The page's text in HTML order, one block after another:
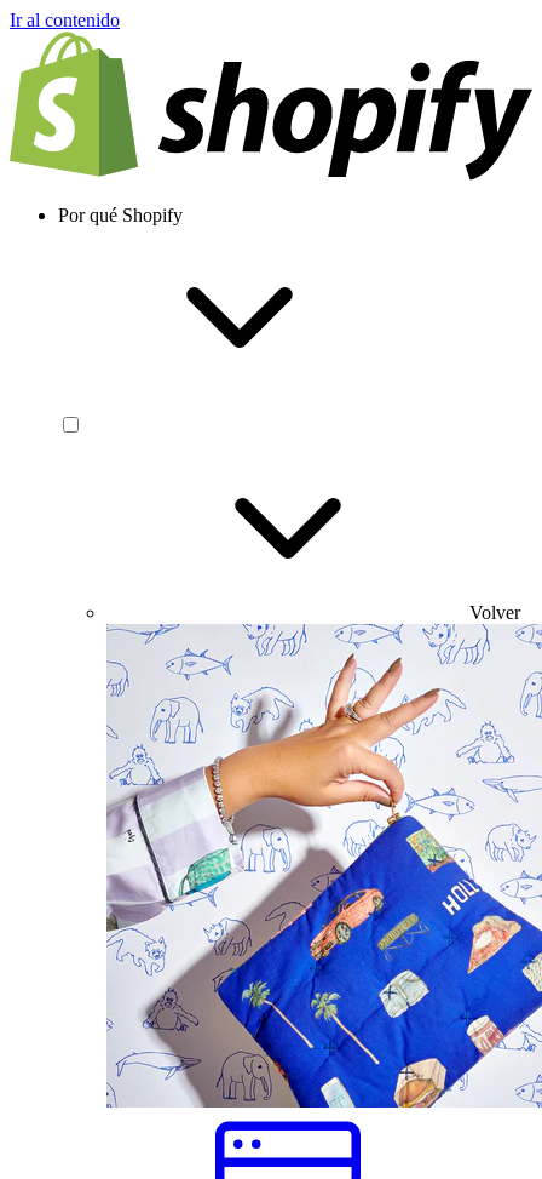
Ir al contenido
Por qué Shopify
Volver